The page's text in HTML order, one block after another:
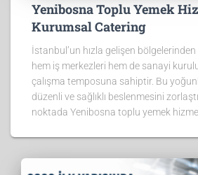
Yenibosna Toplu Yemek
Kurumsal Catering
İstanbul’un hızla gelişen
hem iş merkezleri hem de sanayi
çalışma temposuna sahiptir. Bu
düzenli ve sağlıklı beslenmesini
noktada Yenibosna toplu yemek